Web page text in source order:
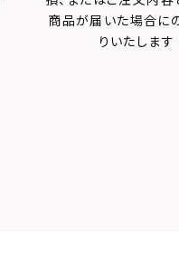
商品が届いた場合に
りいたします